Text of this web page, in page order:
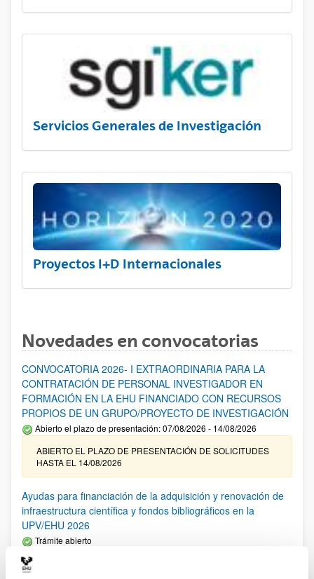
Servicios Generales de Investigación
Proyectos I+D Internacionales
Novedades en convocatorias
CONVOCATORIA 2026- I EXTRAORDINARIA PARA LA
CONTRATACIÓN DE PERSONAL INVESTIGADOR EN
FORMACIÓN EN LA EHU FINANCIADO CON RECURSOS
PROPIOS DE UN GRUPO/PROYECTO DE INVESTIGACIÓN
Abierto el plazo de presentación: 07/08/2026 - 14/08/2026
ABIERTO EL PLAZO DE PRESENTACIÓN DE SOLICITUDES
HASTA EL 14/08/2026
Ayudas para financiación de la adquisición y renovación de
infraestructura científica y fondos bibliográficos en la
UPV/EHU 2026
Trámite abierto